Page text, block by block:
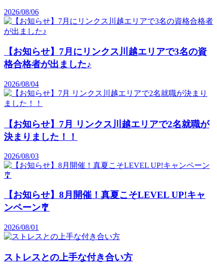
2026/08/06
【お知らせ】7月にリンクス川越エリアで3名の資
格合格者が出ました♪
2026/08/04
【お知らせ】7月 リンクス川越エリアで2名就職が
決まりました！！
2026/08/03
【お知らせ】8月開催！真夏こそLEVEL UP!キャ
ンペーン🎐
2026/08/01
ストレスとの上手な付き合い方